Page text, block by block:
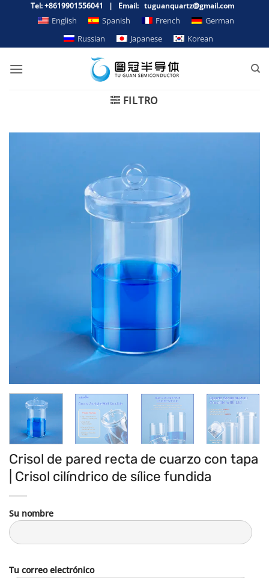
容
Tel: +8619901556041 | Email: tuguanquartz@gmail.com
English Spanish French
German
Russian
Japanese Korean
FILTRO
Crisol de pared recta de cuarzo con tapa
| Crisol cilíndrico de sílice fundida
Su nombre
Tu correo electrónico